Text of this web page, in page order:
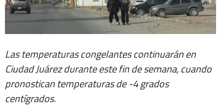
Las temperaturas congelantes continuarán en
Ciudad Juárez durante este fin de semana, cuando
pronostican temperaturas de -4 grados
centígrados.